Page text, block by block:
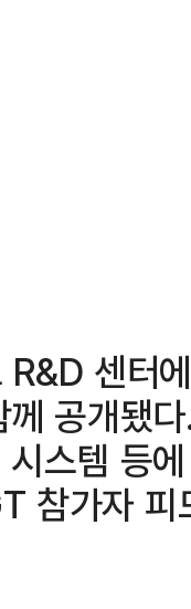
센터
공개됐
스템 등
참가자